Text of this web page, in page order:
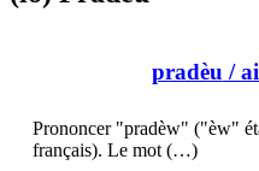
pradèu /
Prononcer "pradèw" ("èw"
français). Le mot (…)